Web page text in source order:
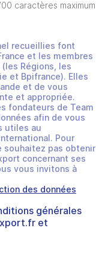
caractères maximum
recueillies font
et les membres
Régions, les
et Bpifrance). Elles
et de vous
et appropriée.
fondateurs de Team
afin de vous
utiles au
Pour
souhaitez pas obtenir
concernant ses
vous invitons à
des données
générales
et